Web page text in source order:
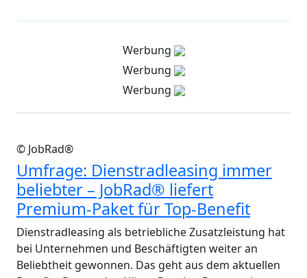
Werbung
Werbung
Werbung
© JobRad®
Umfrage: Dienstradleasing immer
beliebter – JobRad® liefert
Premium-Paket für Top-Benefit
Dienstradleasing als betriebliche Zusatzleistung hat
bei Unternehmen und Beschäftigten weiter an
Beliebtheit gewonnen. Das geht aus dem aktuellen